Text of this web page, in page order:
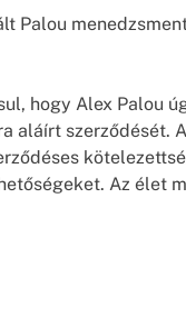
Palou
hogy Alex Palou
aláírt szerződését.
Az élet